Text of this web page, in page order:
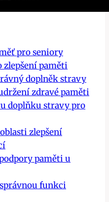
pro seniory
paměti
doplněk stravy
zdravé paměti
doplňku stravy pro
zlepšení
paměti u
funkci